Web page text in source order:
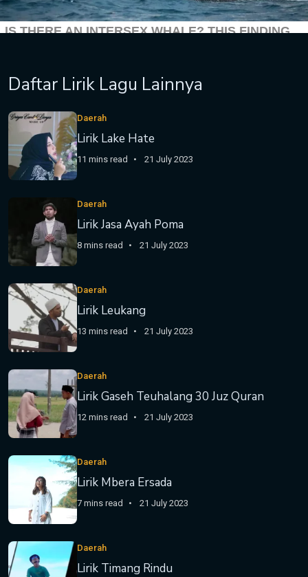
Daftar Lirik Lagu Lainnya
Daerah
Lirik Lake Hate
11 mins read 21 July 2023
Daerah
Lirik Jasa Ayah Poma
8 mins read 21 July 2023
Daerah
Lirik Leukang
13 mins read 21 July 2023
Daerah
Lirik Gaseh Teuhalang 30 Juz Quran
12 mins read 21 July 2023
Daerah
Lirik Mbera Ersada
7 mins read 21 July 2023
Daerah
Lirik Timang Rindu